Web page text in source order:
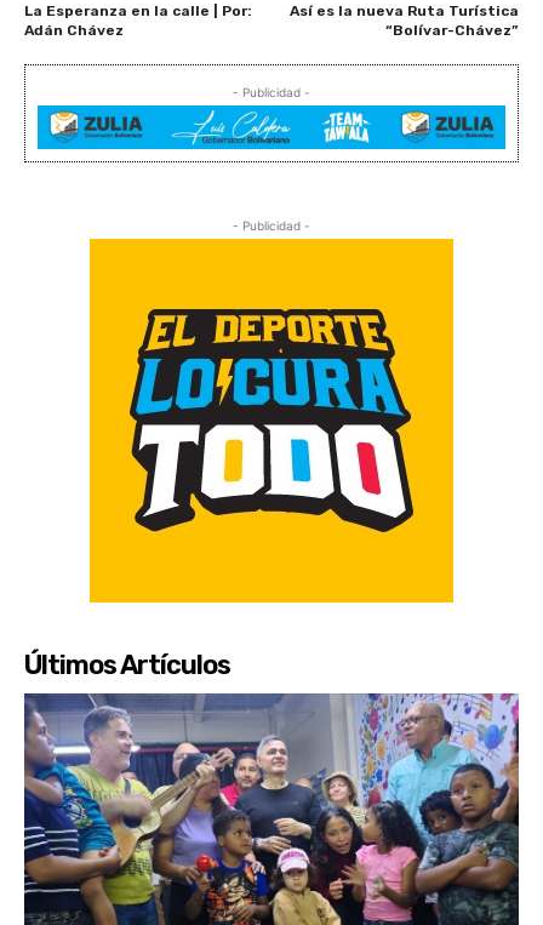
La Esperanza en la calle | Por:
Adán Chávez
Así es la nueva Ruta Turística
“Bolívar-Chávez”
- Publicidad -
- Publicidad -
Últimos Artículos